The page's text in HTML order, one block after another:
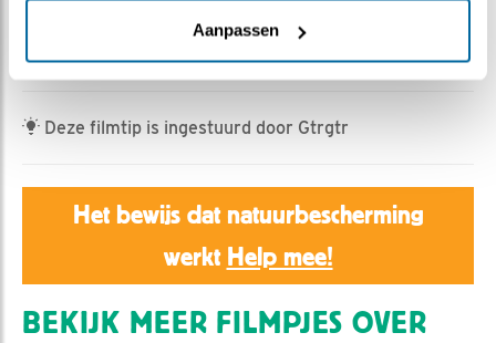
Aanpassen
Wie een spectaculaire drievoudige braakbal wil zien
produceren moet even kijken.
Deze filmtip is ingestuurd door Gtrgtr
Het bewijs dat natuurbescherming
werkt Help mee!
BEKIJK MEER FILMPJES OVER